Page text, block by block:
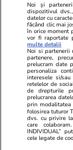
Advertorial
Smart is the
ajută
Noi și
dispozitivul
datelor cu
făcând clic mai
în orice moment
vor fi raportate
multe detalii
Noi si partenerii
partenere,
prelucram date
personaliza
interesele si/
retelelor de
de drepturile
prelucrarea
prin
folosirea tuturor
dvs. cu privire
care
INDIVIDUAL”
cele legate de